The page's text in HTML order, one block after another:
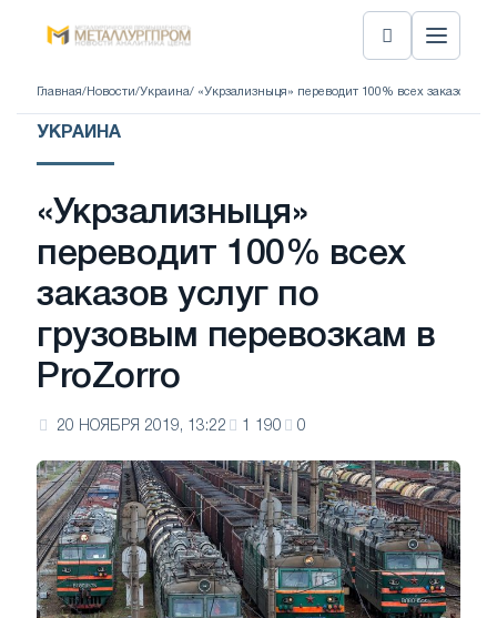
Главная/ Новости/Украина/ «Укрзализныця» переводит 100% всех заказов
УКРАИНА
«Укрзализныця»
переводит 100% всех
заказов услуг по
грузовым перевозкам в
ProZorro
20 НОЯБРЯ 2019, 13:22 1 190 0